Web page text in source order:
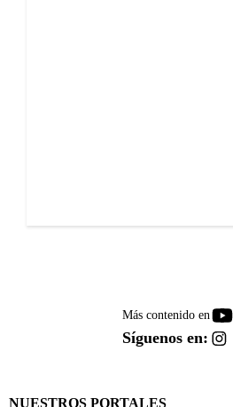
Más contenido en
Síguenos en:
NUESTROS PORTALES